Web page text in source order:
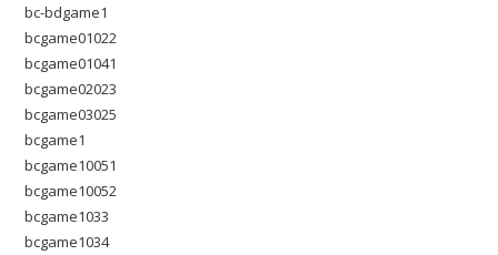
bc-bdgame1
bcgame01022
bcgame01041
bcgame02023
bcgame03025
bcgame1
bcgame10051
bcgame10052
bcgame1033
bcgame1034